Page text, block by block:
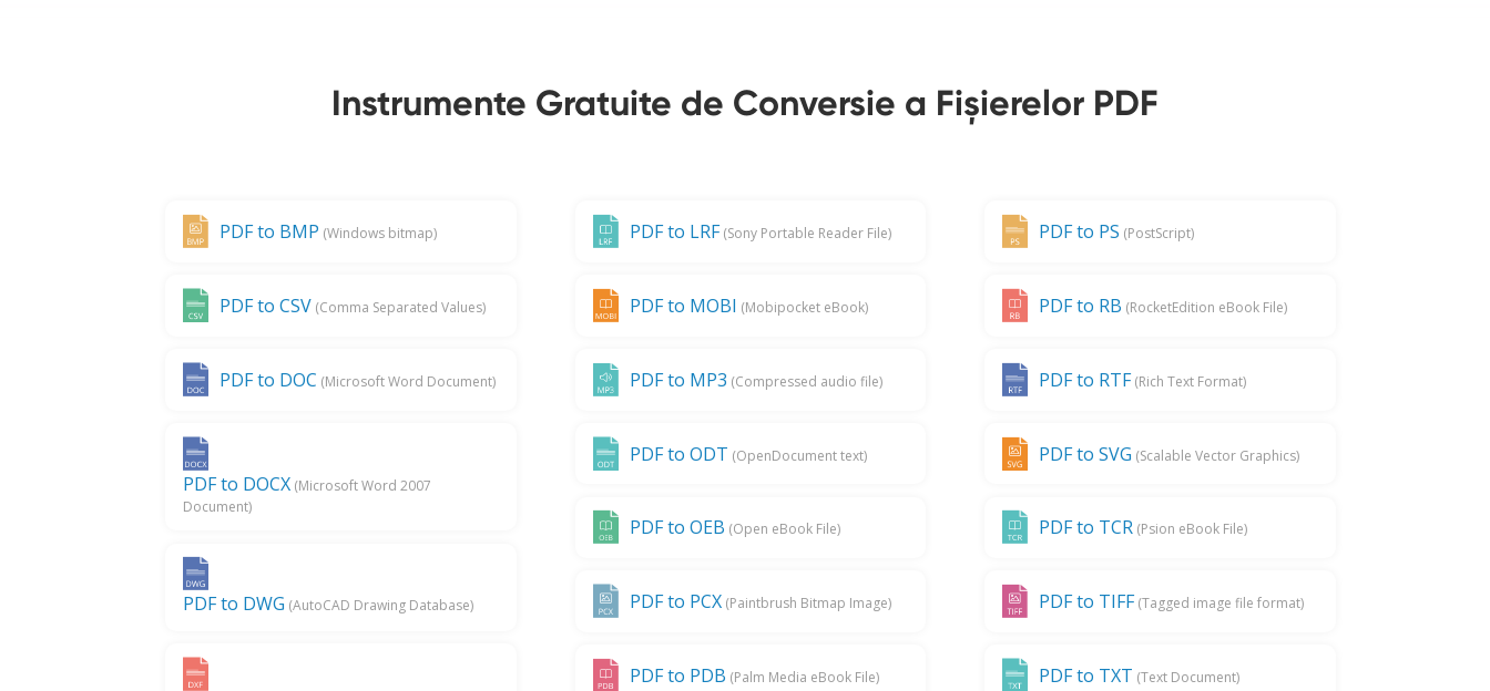
Instrumente Gratuite de Conversie a Fișierelor PDF
PDF to BMP (Windows bitmap)
PDF to CSV (Comma Separated Values)
PDF to DOC (Microsoft Word Document)
PDF to DOCX (Microsoft Word 2007
Document)
PDF to DWG (AutoCAD Drawing Database)
PDF to LRF(Sony Portable Reader File)
PDF to MOBI (Mobipocket eBook)
PDF to MP3 (Compressed audio file)
PDF to ODT (OpenDocument text)
PDF to OEB (Open eBook File)
PDF to PCX(Paintbrush Bitmap Image)
PDF to PDB (Palm Media eBook File)
PDF to PS (PostScript)
PDF to RB (RocketEdition eBook File)
PDF to RTF(Rich Text Format)
PDF to SVG (Scalable Vector Graphics)
PDF to TCR(Psion eBook File)
PDF to TIFF(Tagged image file format)
PDF to TXT (Text Document)